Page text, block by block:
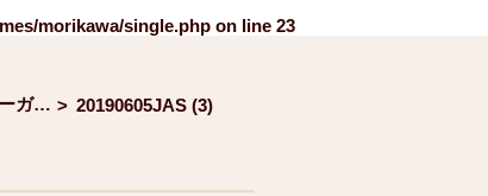
morikawa/single.php on line 23
JAS有機オーガニックコシヒカリの圃場 > 20190605JAS (3)